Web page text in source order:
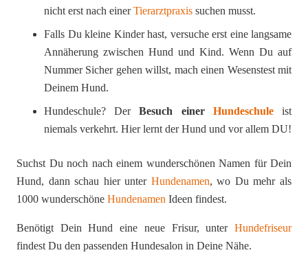
nicht erst nach einerTierarztpraxis suchen musst.
Falls Du kleine Kinder hast, versuche erst eine langsame
Annäherung zwischen Hund und Kind. Wenn Du auf
Nummer Sicher gehen willst, mach einen Wesenstest mit
Deinem Hund.
Hundeschule? DerBesuch einer Hundeschule
ist
niemals verkehrt. Hier lernt der Hund und vor allem DU!
Suchst Du noch nach einem wunderschönen Namen für Dein
Hund, dann schau hier unter Hundenamen, wo Du mehr als
1000 wunderschöne Hundenamen Ideen findest.
Benötigt Dein Hund eine neue Frisur, unter Hundefriseur
findest Du den passenden Hundesalon in Deine Nähe.